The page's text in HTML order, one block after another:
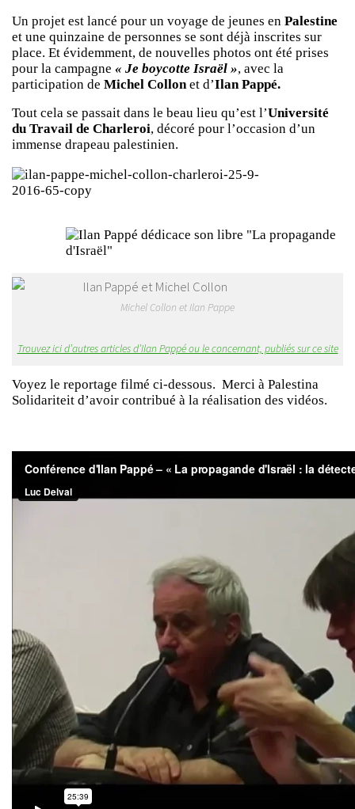
Un projet est lancé pour un voyage de jeunes en Palestine
et une quinzaine de personnes se sont déjà inscrites sur
place. Et évidemment, de nouvelles photos ont été prises
pour la campagne « Je boycotte Israël », avec la
participation de Michel Collon et d’Ilan Pappé.
Tout cela se passait dans le beau lieu qu’est l’Université
du Travail de Charleroi, décoré pour l’occasion d’un
immense drapeau palestinien.
Michel Collon et Ilan Pappe
Trouvez ici d’autres articles d’Ilan Pappé ou le concernant, publiés sur ce site
Voyez le reportage filmé ci-dessous. Merci à Palestina
Solidariteit d’avoir contribué à la réalisation des vidéos.